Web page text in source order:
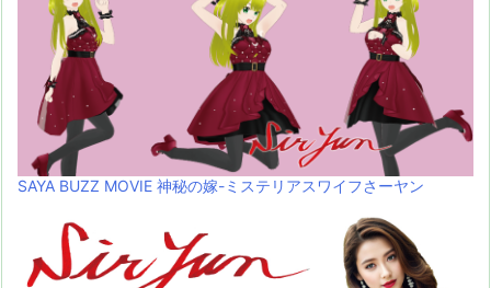
SAYA BUZZ MOVIE 神秘の嫁-ミステリアスワイフさーヤン